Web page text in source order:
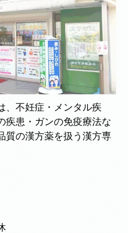
、不妊症・メンタル疾
疾患・ガンの免疫療法な
質の漢方薬を扱う漢方専